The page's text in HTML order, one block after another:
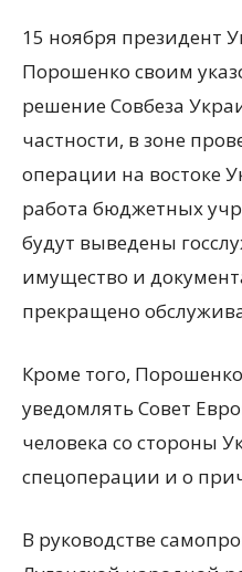
15 ноября президент
Порошенко своим
решение Совбеза
частности, в зоне
операции на востоке
работа бюджетных
будут выведены
имущество и
прекращено
Кроме того,
уведомлять Совет
человека со стороны
спецоперации и о
В руководстве